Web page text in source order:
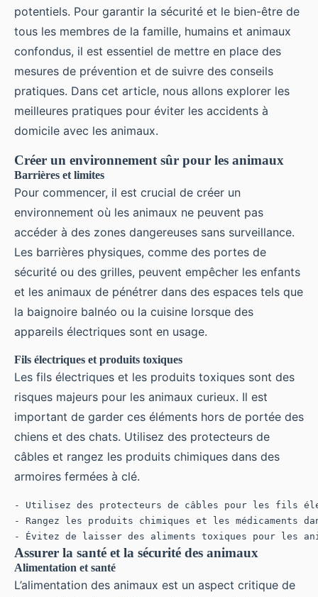
potentiels. Pour garantir la sécurité et le bien-être de
tous les membres de la famille, humains et animaux
confondus, il est essentiel de mettre en place des
mesures de prévention et de suivre des conseils
pratiques. Dans cet article, nous allons explorer les
meilleures pratiques pour éviter les accidents à
domicile avec les animaux.
Créer un environnement sûr pour les animaux
Barrières et limites
Pour commencer, il est crucial de créer un
environnement où les animaux ne peuvent pas
accéder à des zones dangereuses sans surveillance.
Les barrières physiques, comme des portes de
sécurité ou des grilles, peuvent empêcher les enfants
et les animaux de pénétrer dans des espaces tels que
la baignoire balnéo ou la cuisine lorsque des
appareils électriques sont en usage.
Fils électriques et produits toxiques
Les fils électriques et les produits toxiques sont des
risques majeurs pour les animaux curieux. Il est
important de garder ces éléments hors de portée des
chiens et des chats. Utilisez des protecteurs de
câbles et rangez les produits chimiques dans des
armoires fermées à clé.
- Utilisez des protecteurs de câbles pour les fils
- Rangez les produits chimiques et les médicaments
Assurer la santé et la sécurité des animaux
Alimentation et santé
L’alimentation des animaux est un aspect critique de